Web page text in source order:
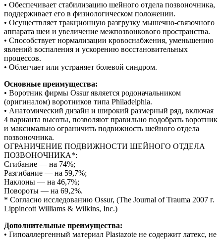
• Обеспечивает стабилизацию шейного отдела позвоночника,
поддерживает его в физиологическом положении.
• Осуществляет тракционную разгрузку мышечно-связочного
аппарата шеи и увеличение межпозвонкового пространства.
• Способствует нормализации кровоснабжения, уменьшению
явлений воспаления и ускорению восстановительных
процессов.
• Облегчает или устраняет болевой синдром.
Основные преимущества:
• Воротник фирмы Ossur является родоначальником
(оригиналом) воротников типа Philadelphia.
• Анатомический дизайн и широкий размерный ряд, включая
4 варианта высоты, позволяют правильно подобрать воротник
и максимально ограничить подвижность шейного отдела
позвоночника.
ОГРАНИЧЕНИЕ ПОДВИЖНОСТИ ШЕЙНОГО ОТДЕЛА
ПОЗВОНОЧНИКА*:
Сгибание — на 74%;
Разгибание — на 59,7%;
Наклоны — на 46,7%;
Повороты — на 69,2%.
* Согласно исследованию Ossur, (The Journal of Trauma 2007 г.
Lippincott Williams & Wilkins, Inc.)
Дополнительные преимущества:
• Гипоаллергенный материал Plastazote не содержит латекс, не